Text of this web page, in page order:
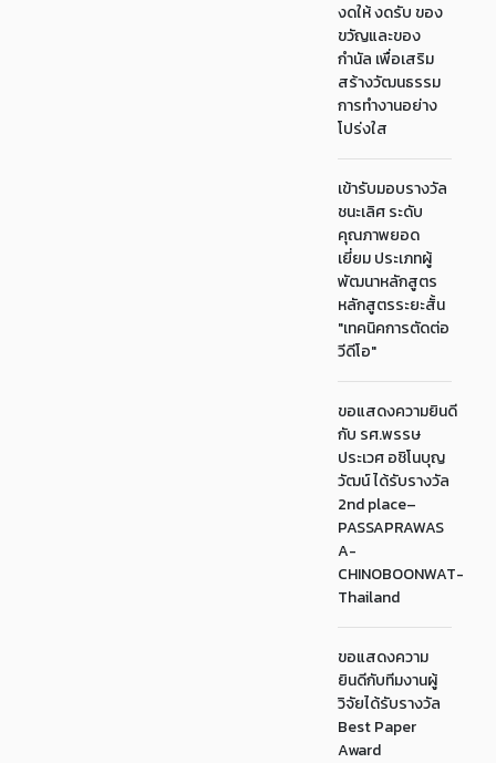
งดให้ งดรับ ของ
ขวัญและของ
กำนัล เพื่อเสริม
สร้างวัฒนธรรม
การทำงานอย่าง
โปร่งใส
เข้ารับมอบรางวัล
ชนะเลิศ ระดับ
คุณภาพยอด
เยี่ยม ประเภทผู้
พัฒนาหลักสูตร
หลักสูตรระยะสั้น
"เทคนิคการตัดต่อ
วีดีโอ"
ขอแสดงความยินดี
กับ รศ.พรรษ
ประเวศ อชิโนบุญ
วัฒน์ ได้รับรางวัล
2nd place–
PASSAPRAWAS
A-
CHINOBOONWAT-
Thailand
ขอแสดงความ
ยินดีกับทีมงานผู้
วิจัยได้รับรางวัล
Best Paper
Award